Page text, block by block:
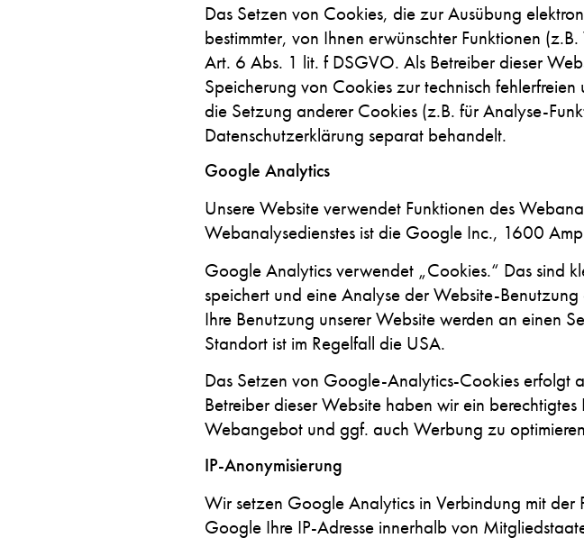
Das Setzen von Cookies, die zur Ausübung
bestimmter, von Ihnen erwünschter Funktionen
Art. 6 Abs. 1 lit. f DSGVO. Als Betreiber dieser
Speicherung von Cookies zur technisch
die Setzung anderer Cookies (z.B. für Analyse-
Datenschutzerklärung separat behandelt.
Google Analytics
Unsere Website verwendet Funktionen des
Webanalysedienstes ist die Google Inc., 1600
Google Analytics verwendet „Cookies.“ Das sind
speichert und eine Analyse der Website-
Ihre Benutzung unserer Website werden an einen
Standort ist im Regelfall die USA.
Das Setzen von Google-Analytics-Cookies
Betreiber dieser Website haben wir ein
Webangebot und ggf. auch Werbung zu
IP-Anonymisierung
Wir setzen Google Analytics in Verbindung mit der
Google Ihre IP-Adresse innerhalb von